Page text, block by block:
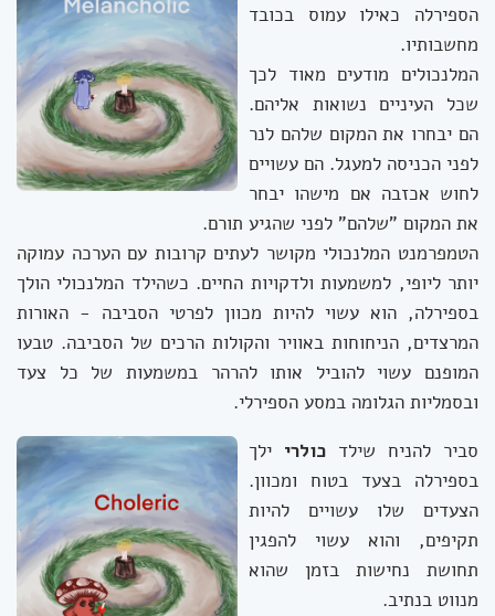
הספירלה כאילו עמוס בכובד
מחשבותיו.
המלנכולים מודעים מאוד לכך
שכל העיניים נשואות אליהם.
הם יבחרו את המקום שלהם לנר
לפני הכניסה למעגל. הם עשויים
לחוש אכזבה אם מישהו יבחר
את המקום "שלהם" לפני שהגיע תורם.
הטמפרמנט המלנכולי מקושר לעתים קרובות עם הערכה עמוקה
יותר ליופי, למשמעות ולדקויות החיים. כשהילד המלנכולי הולך
בספירלה, הוא עשוי להיות מכוון לפרטי הסביבה - האורות
המרצדים, הניחוחות באוויר והקולות הרכים של הסביבה. טבעו
המופנם עשוי להוביל אותו להרהר במשמעות של כל צעד
ובסמליות הגלומה במסע הספירלי.
סביר להניח שילד כולרי ילך
בספירלה בצעד בטוח ומכוון.
הצעדים שלו עשויים להיות
תקיפים, והוא עשוי להפגין
תחושת נחישות בזמן שהוא
מנווט בנתיב.